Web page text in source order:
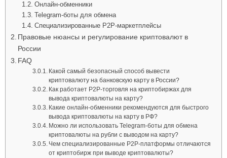
Онлайн-обменники
Telegram-боты для обмена
Специализированные P2P-маркетплейсы
Правовые нюансы и регулирование криптовалют в
России
FAQ
Какой самый безопасный способ вывести
криптовалюту на банковскую карту в России?
Как работает P2P‑торговля на криптобиржах для
вывода криптовалюты на карту?
Какие онлайн‑обменники рекомендуются для быстрого
вывода криптовалюты на карту в РФ?
Можно ли использовать Telegram‑боты для обмена
криптовалюты на рубли с выводом на карту?
Чем специализированные P2P‑платформы отличаются
от криптобирж при выводе криптовалюты?